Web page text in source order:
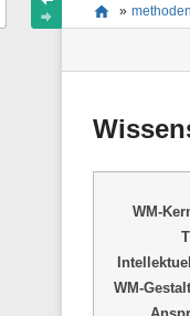
Seitenstatus
Sie
befinden
» methoden
Seiten-
WM-
WM-